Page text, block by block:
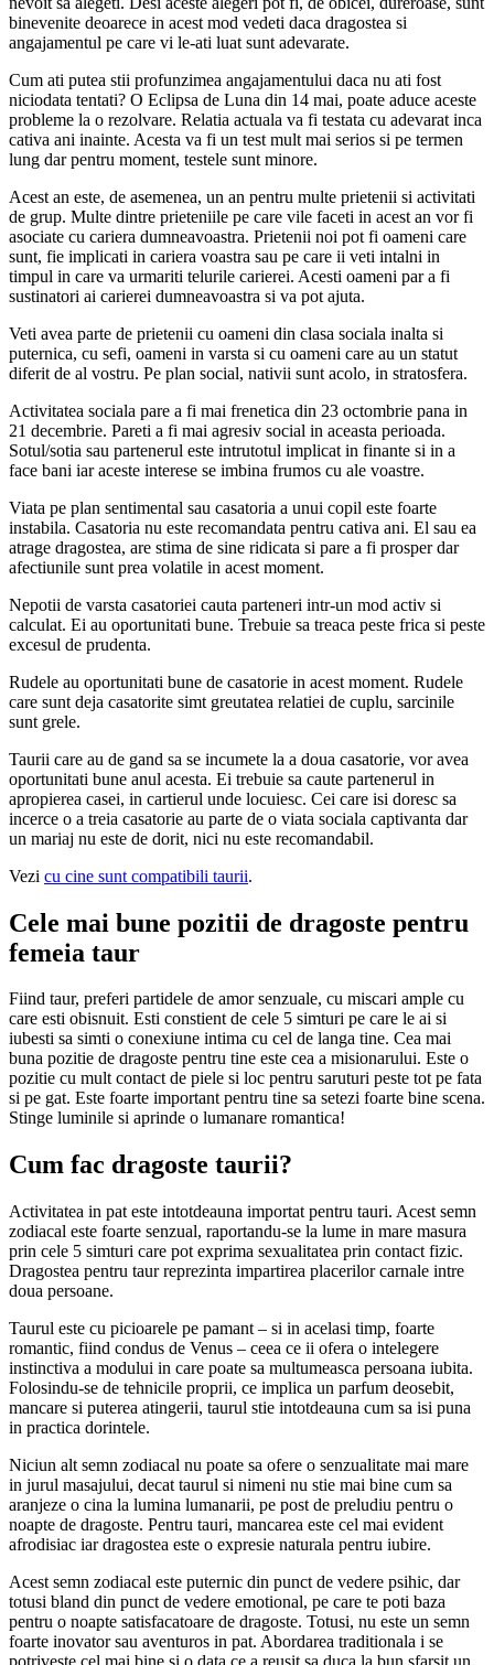
binevenite deoarece in acest mod vedeti daca dragostea si
angajamentul pe care vi le-ati luat sunt adevarate.
Cum ati putea stii profunzimea angajamentului daca nu ati fost
niciodata tentati? O Eclipsa de Luna din 14 mai, poate aduce aceste
probleme la o rezolvare. Relatia actuala va fi testata cu adevarat inca
cativa ani inainte. Acesta va fi un test mult mai serios si pe termen
lung dar pentru moment, testele sunt minore.
Acest an este, de asemenea, un an pentru multe prietenii si activitati
de grup. Multe dintre prieteniile pe care vile faceti in acest an vor fi
asociate cu cariera dumneavoastra. Prietenii noi pot fi oameni care
sunt, fie implicati in cariera voastra sau pe care ii veti intalni in
timpul in care va urmariti telurile carierei. Acesti oameni par a fi
sustinatori ai carierei dumneavoastra si va pot ajuta.
Veti avea parte de prietenii cu oameni din clasa sociala inalta si
puternica, cu sefi, oameni in varsta si cu oameni care au un statut
diferit de al vostru. Pe plan social, nativii sunt acolo, in stratosfera.
Activitatea sociala pare a fi mai frenetica din 23 octombrie pana in
21 decembrie. Pareti a fi mai agresiv social in aceasta perioada.
Sotul/sotia sau partenerul este intrutotul implicat in finante si in a
face bani iar aceste interese se imbina frumos cu ale voastre.
Viata pe plan sentimental sau casatoria a unui copil este foarte
instabila. Casatoria nu este recomandata pentru cativa ani. El sau ea
atrage dragostea, are stima de sine ridicata si pare a fi prosper dar
afectiunile sunt prea volatile in acest moment.
Nepotii de varsta casatoriei cauta parteneri intr-un mod activ si
calculat. Ei au oportunitati bune. Trebuie sa treaca peste frica si peste
excesul de prudenta.
Rudele au oportunitati bune de casatorie in acest moment. Rudele
care sunt deja casatorite simt greutatea relatiei de cuplu, sarcinile
sunt grele.
Taurii care au de gand sa se incumete la a doua casatorie, vor avea
oportunitati bune anul acesta. Ei trebuie sa caute partenerul in
apropierea casei, in cartierul unde locuiesc. Cei care isi doresc sa
incerce o a treia casatorie au parte de o viata sociala captivanta dar
un mariaj nu este de dorit, nici nu este recomandabil.
Vezi cu cine sunt compatibili taurii.
Cele mai bune pozitii de dragoste pentru
femeia taur
Fiind taur, preferi partidele de amor senzuale, cu miscari ample cu
care esti obisnuit. Esti constient de cele 5 simturi pe care le ai si
iubesti sa simti o conexiune intima cu cel de langa tine. Cea mai
buna pozitie de dragoste pentru tine este cea a misionarului. Este o
pozitie cu mult contact de piele si loc pentru saruturi peste tot pe fata
si pe gat. Este foarte important pentru tine sa setezi foarte bine scena.
Stinge luminile si aprinde o lumanare romantica!
Cum fac dragoste taurii?
Activitatea in pat este intotdeauna importat pentru tauri. Acest semn
zodiacal este foarte senzual, raportandu-se la lume in mare masura
prin cele 5 simturi care pot exprima sexualitatea prin contact fizic.
Dragostea pentru taur reprezinta impartirea placerilor carnale intre
doua persoane.
Taurul este cu picioarele pe pamant – si in acelasi timp, foarte
romantic, fiind condus de Venus – ceea ce ii ofera o intelegere
instinctiva a modului in care poate sa multumeasca persoana iubita.
Folosindu-se de tehnicile proprii, ce implica un parfum deosebit,
mancare si puterea atingerii, taurul stie intotdeauna cum sa isi puna
in practica dorintele.
Niciun alt semn zodiacal nu poate sa ofere o senzualitate mai mare
in jurul masajului, decat taurul si nimeni nu stie mai bine cum sa
aranjeze o cina la lumina lumanarii, pe post de preludiu pentru o
noapte de dragoste. Pentru tauri, mancarea este cel mai evident
afrodisiac iar dragostea este o expresie naturala pentru iubire.
Acest semn zodiacal este puternic din punct de vedere psihic, dar
totusi bland din punct de vedere emotional, pe care te poti baza
pentru o noapte satisfacatoare de dragoste. Totusi, nu este un semn
foarte inovator sau aventuros in pat. Abordarea traditionala i se